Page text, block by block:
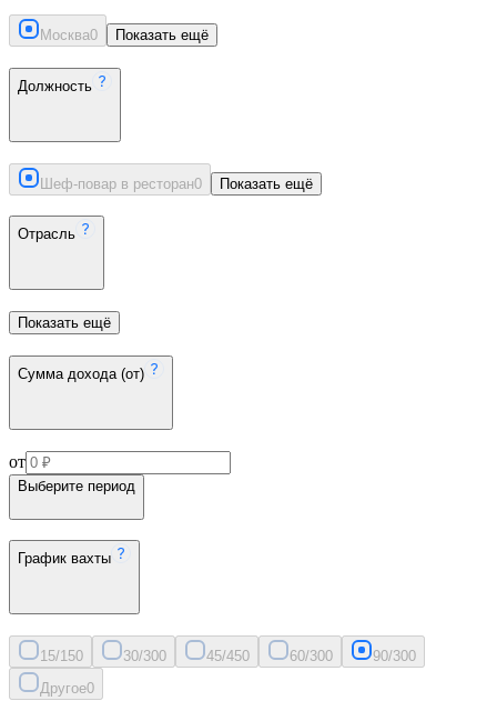
Москва0 Показать ещё
Должность
Шеф-повар в ресторан0 Показать ещё
Отрасль
Показать ещё
Сумма дохода (от)
от
Выберите период
График вахты
15/150 30/300 45/450 60/300 90/300
Другое0